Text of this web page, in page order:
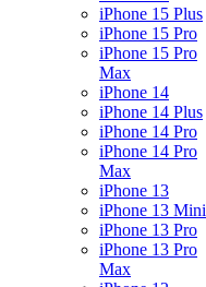
iPhone 15 Plus
iPhone 15 Pro
iPhone 15 Pro
Max
iPhone 14
iPhone 14 Plus
iPhone 14 Pro
iPhone 14 Pro
Max
iPhone 13
iPhone 13 Mini
iPhone 13 Pro
iPhone 13 Pro
Max